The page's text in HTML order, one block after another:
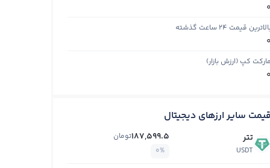
0
قیمت ۲۴ ساعت گذشته
0
مارکت کپ (ارزش بازار)
0
قیمت سایر ارزهای دیجیتال
تتر
USDT
187,599.5تومان
0%